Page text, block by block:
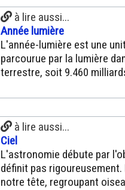
à lire aussi...
Année lumière
L'année-lumière est une
parcourue par la lumière
terrestre, soit 9.460
à lire aussi...
Ciel
L'astronomie débute par
définit pas
notre tête, regroupant